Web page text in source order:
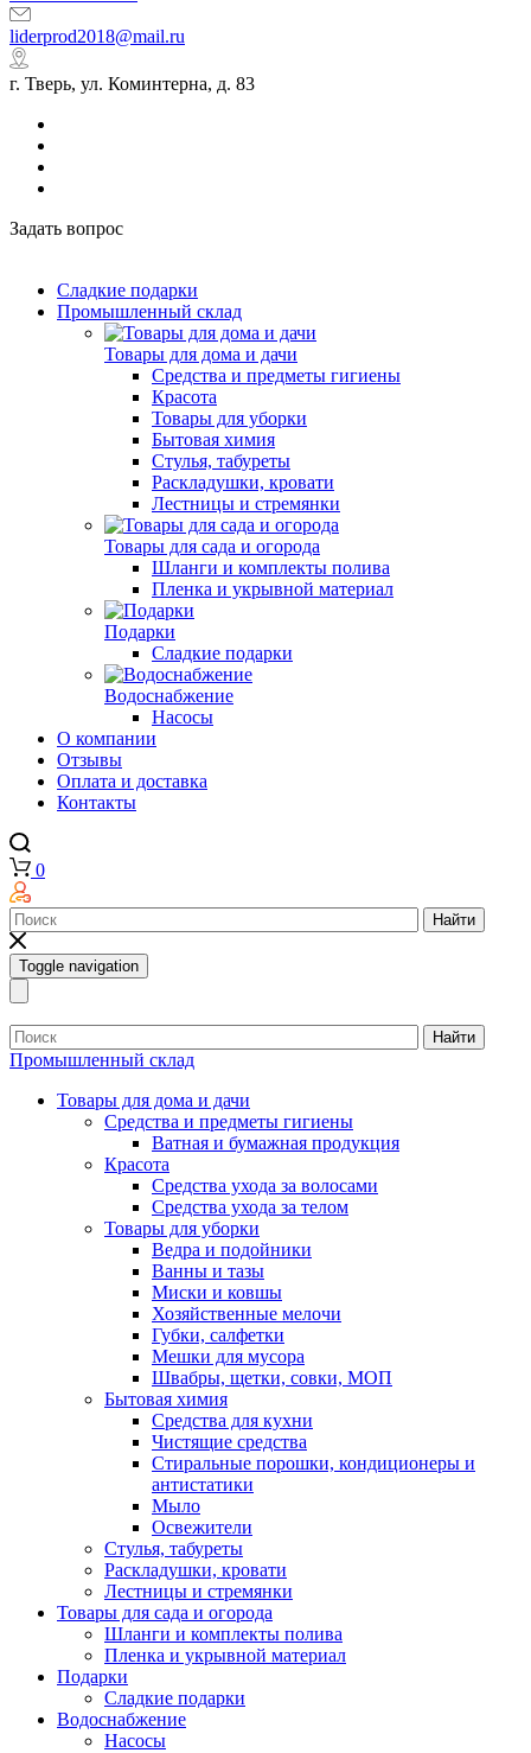
liderprod2018@mail.ru
г. Тверь, ул. Коминтерна, д. 83
Задать вопрос
Сладкие подарки
Промышленный склад
Товары для дома и дачи
Средства и предметы гигиены
Красота
Товары для уборки
Бытовая химия
Стулья, табуреты
Раскладушки, кровати
Лестницы и стремянки
Товары для сада и огорода
Шланги и комплекты полива
Пленка и укрывной материал
Подарки
Cладкие подарки
Водоснабжение
Насосы
О компании
Отзывы
Оплата и доставка
Контакты
0
Найти
Toggle navigation
Найти
Промышленный склад
Товары для дома и дачи
Средства и предметы гигиены
Ватная и бумажная продукция
Красота
Средства ухода за волосами
Средства ухода за телом
Товары для уборки
Ведра и подойники
Ванны и тазы
Миски и ковшы
Хозяйственные мелочи
Губки, салфетки
Мешки для мусора
Швабры, щетки, совки, МОП
Бытовая химия
Средства для кухни
Чистящие средства
Стиральные порошки, кондиционеры и
антистатики
Мыло
Освежители
Стулья, табуреты
Раскладушки, кровати
Лестницы и стремянки
Товары для сада и огорода
Шланги и комплекты полива
Пленка и укрывной материал
Подарки
Cладкие подарки
Водоснабжение
Насосы